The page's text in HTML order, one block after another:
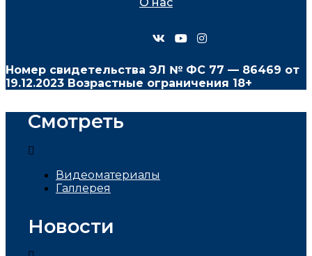
Номер свидетельства ЭЛ № ФС 77 — 86469 от
19.12.2023 Возрастные ограничения 18+
Смотреть
Видеоматериалы
Галлерея
Новости